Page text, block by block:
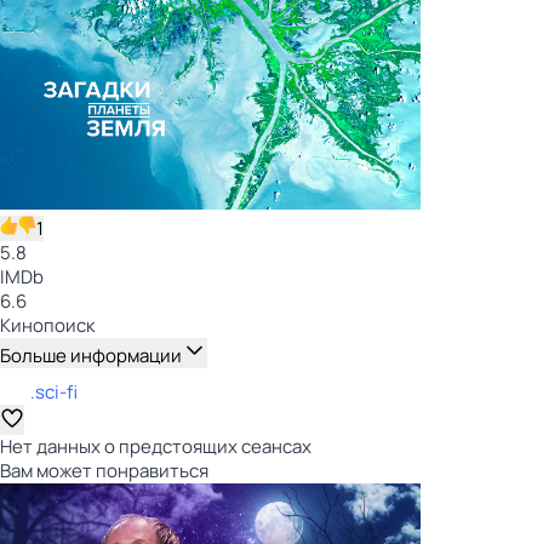
1
5.8
IMDb
6.6
Кинопоиск
Больше информации
.sci-fi
Нет данных о предстоящих сеансах
Вам может понравиться